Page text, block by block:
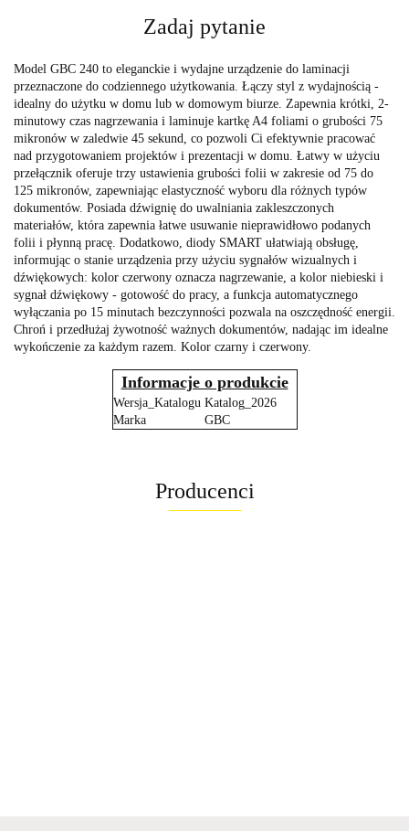
Zadaj pytanie
Model GBC 240 to eleganckie i wydajne urządzenie do laminacji
przeznaczone do codziennego użytkowania. Łączy styl z wydajnością -
idealny do użytku w domu lub w domowym biurze. Zapewnia krótki, 2-
minutowy czas nagrzewania i laminuje kartkę A4 foliami o grubości 75
mikronów w zaledwie 45 sekund, co pozwoli Ci efektywnie pracować
nad przygotowaniem projektów i prezentacji w domu. Łatwy w użyciu
przełącznik oferuje trzy ustawienia grubości folii w zakresie od 75 do
125 mikronów, zapewniając elastyczność wyboru dla różnych typów
dokumentów. Posiada dźwignię do uwalniania zakleszczonych
materiałów, która zapewnia łatwe usuwanie nieprawidłowo podanych
folii i płynną pracę. Dodatkowo, diody SMART ułatwiają obsługę,
informując o stanie urządzenia przy użyciu sygnałów wizualnych i
dźwiękowych: kolor czerwony oznacza nagrzewanie, a kolor niebieski i
sygnał dźwiękowy - gotowość do pracy, a funkcja automatycznego
wyłączania po 15 minutach bezczynności pozwala na oszczędność energii.
Chroń i przedłużaj żywotność ważnych dokumentów, nadając im idealne
wykończenie za każdym razem. Kolor czarny i czerwony.
Informacje o produkcie
Wersja_Katalogu Katalog_2026
Marka
GBC
Producenci